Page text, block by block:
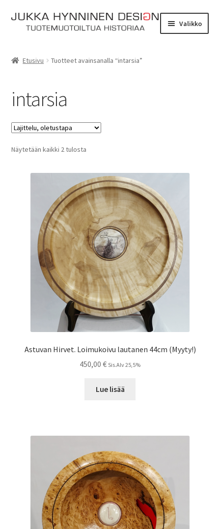
Siirry
navigointiin
Siirry
sisältöön
Valikko
Yhteydenotto
Myymälä
Verkkokauppa
Kassa
Etusivu Tuotteet avainsanalla “intarsia”
intarsia
Näytetään kaikki 2 tulosta
Astuvan Hirvet. Loimukoivu lautanen 44cm (Myyty!)
450,00 € Sis.Alv 25,5%
Lue lisää